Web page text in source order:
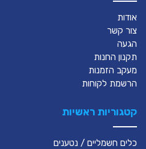
אודות
צור קשר
הגעה
תקנון החנות
מעקב הזמנות
הרשמת לקוחות
קטגוריות ראשיות
כלים חשמליים / נטענים